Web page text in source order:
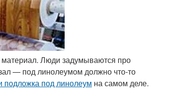
материал. Люди задумываются про
— под линолеумом должно что-то
подложка под линолеум на самом деле.